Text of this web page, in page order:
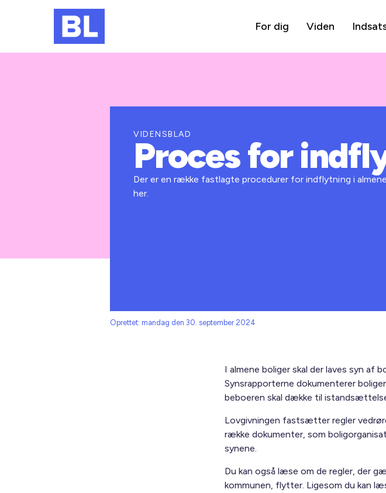
For dig Viden
VIDENSBLAD
Proces for
Der er en række fastlagte procedurer for indflytning i
her.
Oprettet: mandag den 30. september 2024
I almene boliger skal der laves syn af
Synsrapporterne dokumenterer
beboeren skal dække til
Lovgivningen fastsætter regler
række dokumenter, som
synene.
Du kan også læse om de regler, der
kommunen, flytter. Ligesom du kan